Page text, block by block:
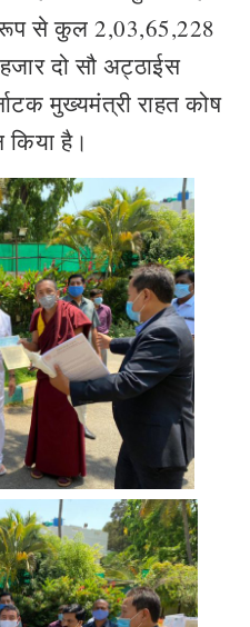
रूप से कुल 2,03,65,228
दो सौ अट्ठाईस
मुख्यमंत्री राहत कोष
किया है।